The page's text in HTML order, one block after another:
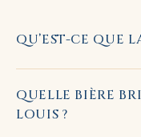
QU’EST-CE QUE
QUELLE BIÈRE
LOUIS ?